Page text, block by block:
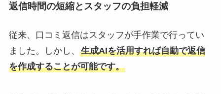
返信時間の短縮とスタッフの負担軽減
従来、口コミ返信はスタッフが手作業で行ってい
ました。しかし、 生成AIを活用すれば自動で返信
を作成することが可能です。